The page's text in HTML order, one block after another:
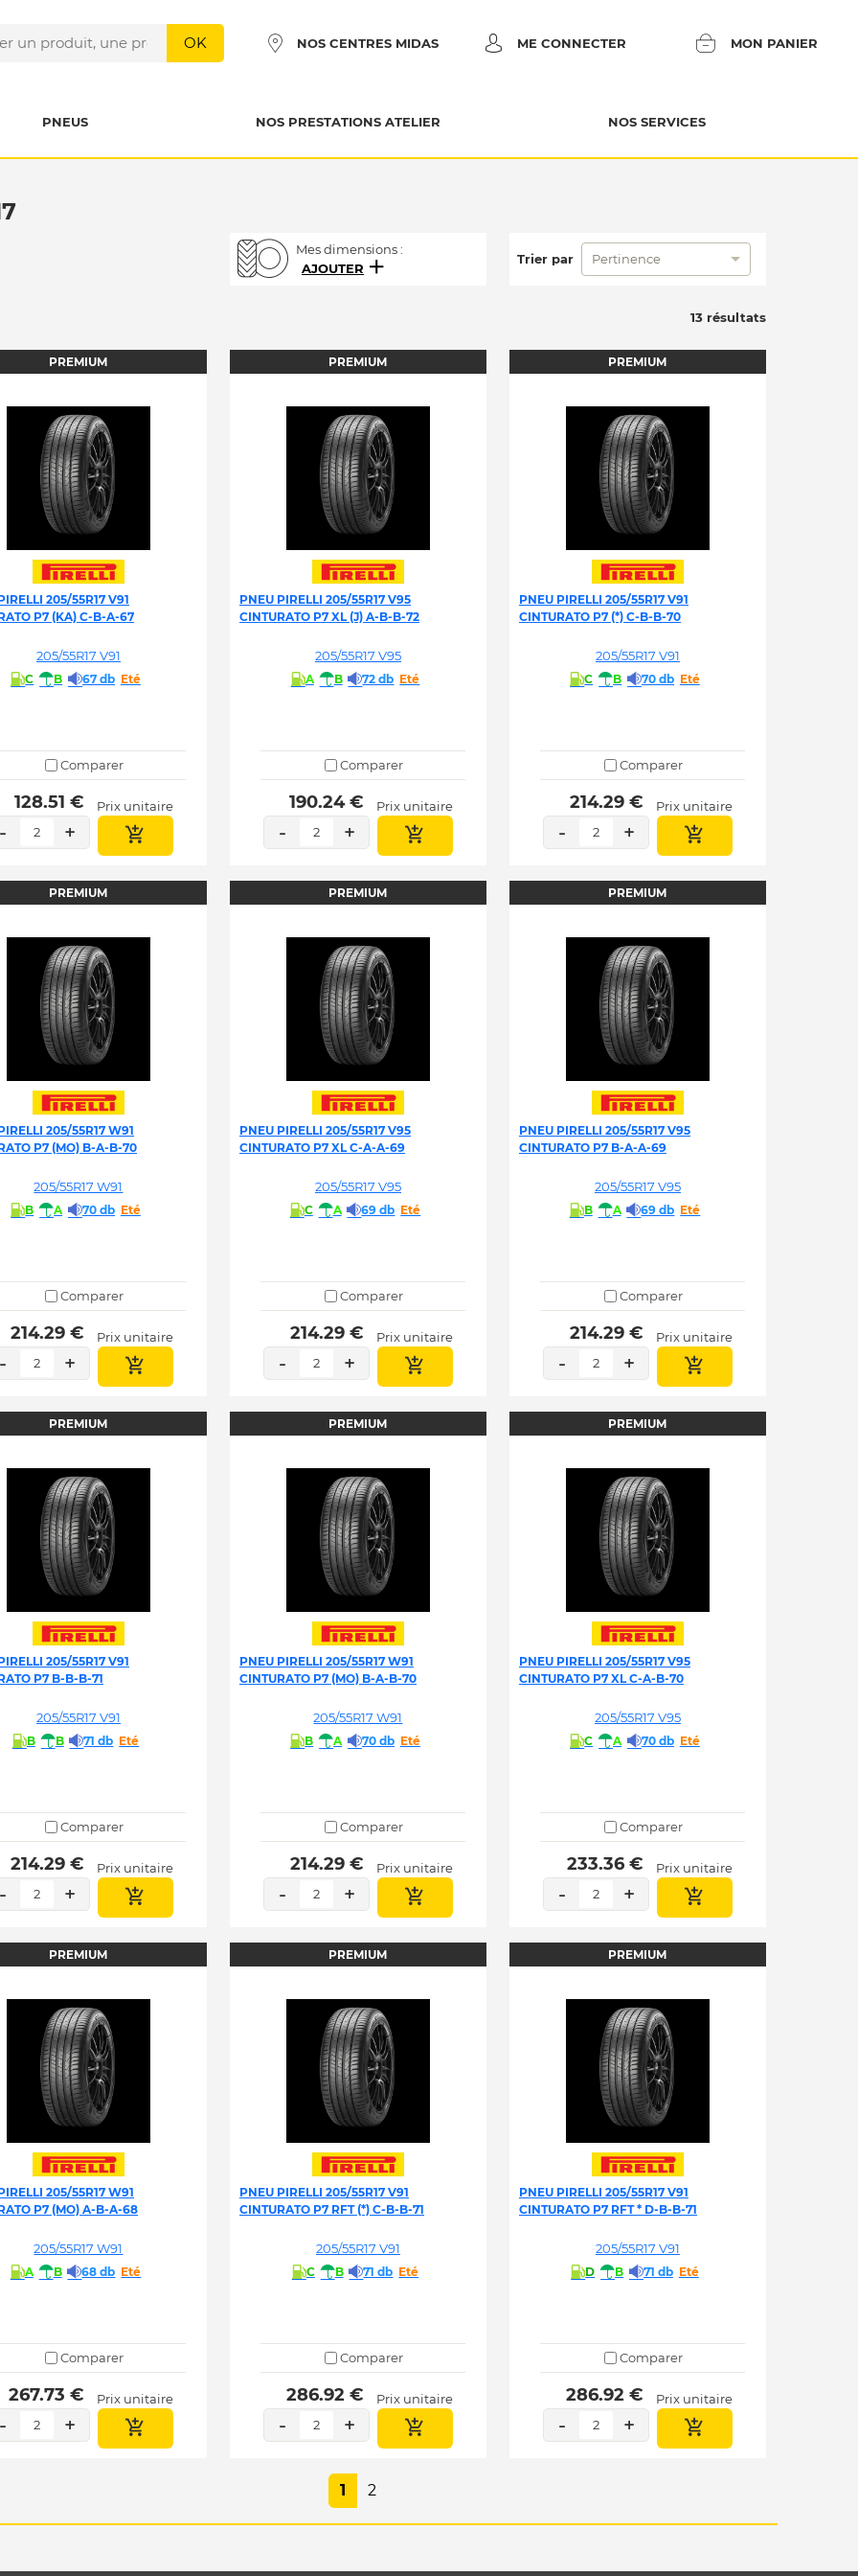
OK NOS CENTRES MIDAS ME CONNECTER MON PANIER
PNEUS NOS PRESTATIONS ATELIER NOS SERVICES
Mes dimensions :
AJOUTER
Trier par Pertinence
13 résultats
PREMIUM
205/55R17 V91
P7 (KA) C-B-A-67
205/55R17 V91
C B 67 db Eté
Comparer
128.51 € Prix unitaire
- 2 +
PREMIUM
PNEU PIRELLI 205/55R17 V95
CINTURATO P7 XL (J) A-B-B-72
205/55R17 V95
A B 72 db Eté
Comparer
190.24 € Prix unitaire
- 2 +
PREMIUM
PNEU PIRELLI 205/55R17 V91
CINTURATO P7 (*) C-B-B-70
205/55R17 V91
C B 70 db Eté
Comparer
214.29 € Prix unitaire
- 2 +
PREMIUM
205/55R17 W91
P7 (MO) B-A-B-70
205/55R17 W91
B A 70 db Eté
Comparer
214.29 € Prix unitaire
- 2 +
PREMIUM
PNEU PIRELLI 205/55R17 V95
CINTURATO P7 XL C-A-A-69
205/55R17 V95
C A 69 db Eté
Comparer
214.29 € Prix unitaire
- 2 +
PREMIUM
PNEU PIRELLI 205/55R17 V95
CINTURATO P7 B-A-A-69
205/55R17 V95
B A 69 db Eté
Comparer
214.29 € Prix unitaire
- 2 +
PREMIUM
205/55R17 V91
P7 B-B-B-71
205/55R17 V91
B B 71 db Eté
Comparer
214.29 € Prix unitaire
- 2 +
PREMIUM
PNEU PIRELLI 205/55R17 W91
CINTURATO P7 (MO) B-A-B-70
205/55R17 W91
B A 70 db Eté
Comparer
214.29 € Prix unitaire
- 2 +
PREMIUM
PNEU PIRELLI 205/55R17 V95
CINTURATO P7 XL C-A-B-70
205/55R17 V95
C A 70 db Eté
Comparer
233.36 € Prix unitaire
- 2 +
PREMIUM
205/55R17 W91
P7 (MO) A-B-A-68
205/55R17 W91
A B 68 db Eté
Comparer
267.73 € Prix unitaire
- 2 +
PREMIUM
PNEU PIRELLI 205/55R17 V91
CINTURATO P7 RFT (*) C-B-B-71
205/55R17 V91
C B 71 db Eté
Comparer
286.92 € Prix unitaire
- 2 +
PREMIUM
PNEU PIRELLI 205/55R17 V91
CINTURATO P7 RFT * D-B-B-71
205/55R17 V91
D B 71 db Eté
Comparer
286.92 € Prix unitaire
- 2 +
1 2